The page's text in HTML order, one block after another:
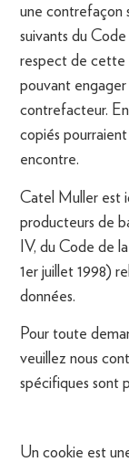
une contrefaçon
suivants du
respect de cette
pouvant
contrefacteur.
copiés
encontre.
Catel Muller est
producteurs de
IV, du Code de
1er juillet 1998)
données.
Pour toute
veuillez nous
spécifiques sont
Un cookie est